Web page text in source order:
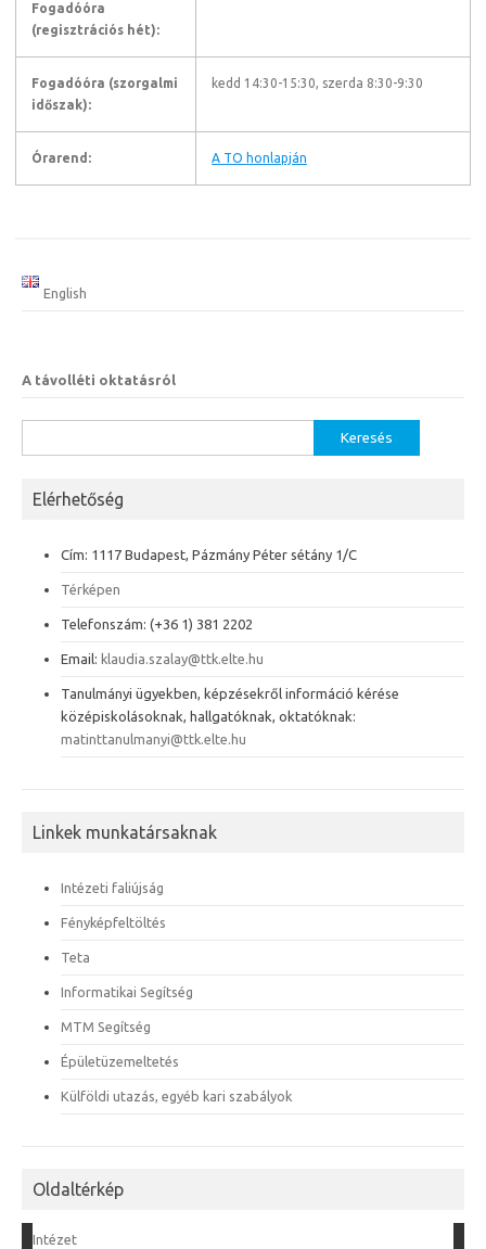
Fogadóóra
(regisztrációs hét):
Fogadóóra (szorgalmi
időszak):
kedd 14:30-15:30, szerda 8:30-9:30
Órarend: A TO honlapján
English
A távolléti oktatásról
Elérhetőség
Cím: 1117 Budapest, Pázmány Péter sétány 1/C
Térképen
Telefonszám: (+36 1) 381 2202
Email: klaudia.szalay@ttk.elte.hu
Tanulmányi ügyekben, képzésekről információ kérése
középiskolásoknak, hallgatóknak, oktatóknak:
matinttanulmanyi@ttk.elte.hu
Linkek munkatársaknak
Intézeti faliújság
Fényképfeltöltés
Teta
Informatikai Segítség
MTM Segítség
Épületüzemeltetés
Külföldi utazás, egyéb kari szabályok
Oldaltérkép
Intézet